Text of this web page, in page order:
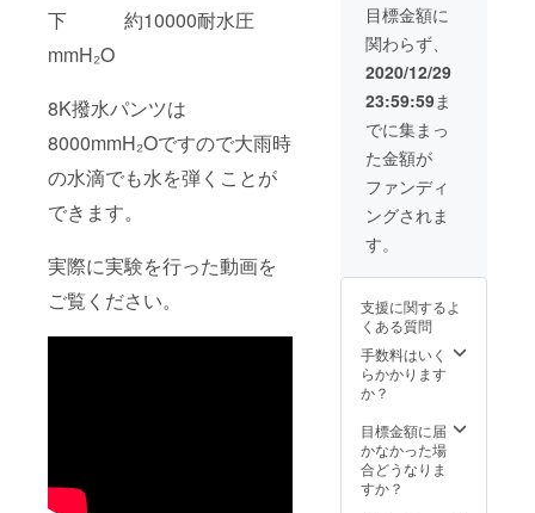
下 約10000耐水圧
mmH₂O
8K撥水パンツは
8000mmH₂Oですので大雨時
の水滴でも水を弾くことが
できます。
実際に実験を行った動画を
ご覧ください。
目標金額に
関わらず、
2020/12/29
23:59:59ま
でに集まっ
た金額が
ファンディ
ングされま
す。
支援に関するよ
くある質問
手数料はいく
らかかります
か？
目標金額に届
かなかった場
合どうなりま
すか？